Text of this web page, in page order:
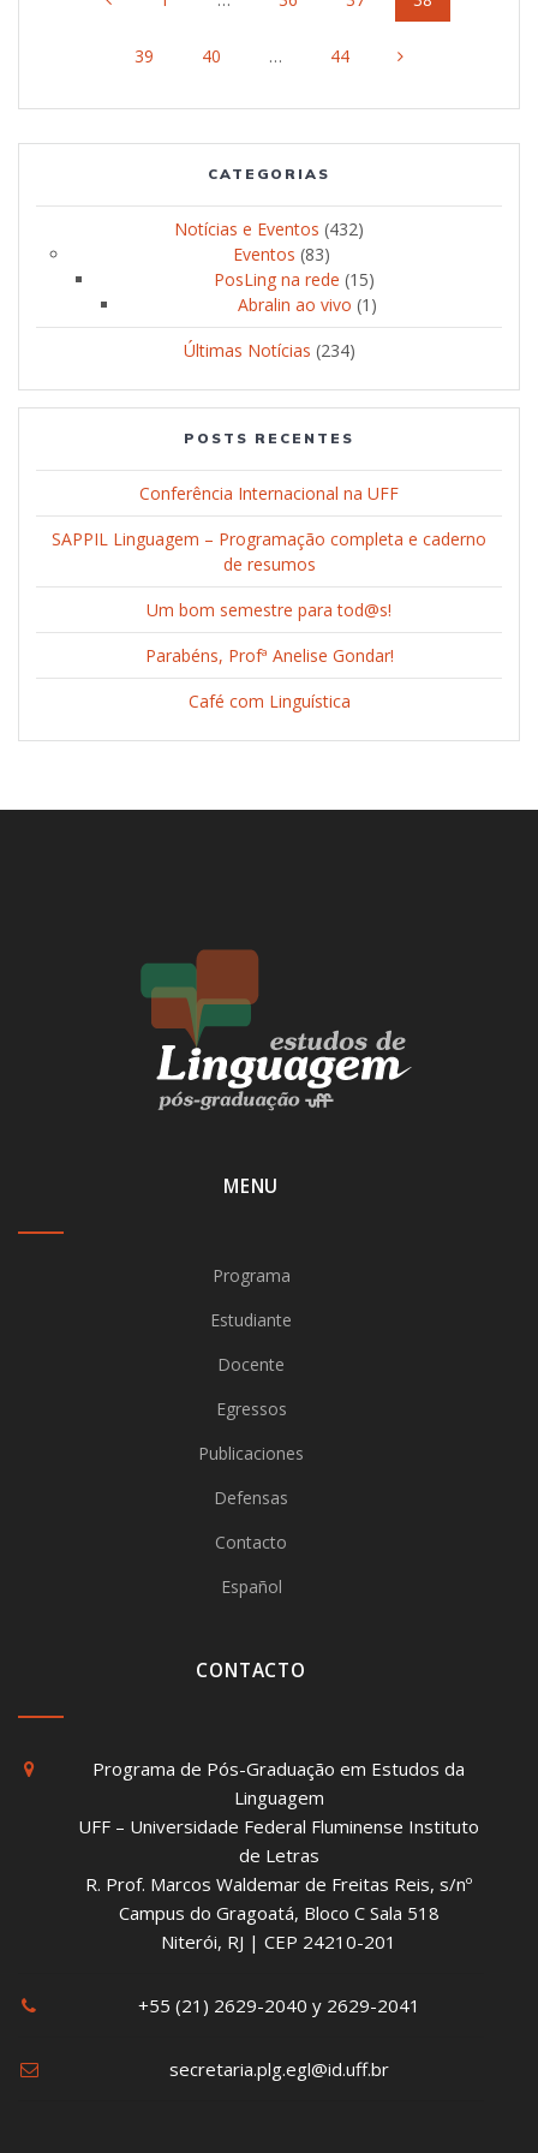
navigation
Page
39 Page
40 … Page
44
CATEGORIAS
Notícias e Eventos (432)
Eventos (83)
PosLing na rede (15)
Abralin ao vivo (1)
Últimas Notícias (234)
POSTS RECENTES
Conferência Internacional na UFF
SAPPIL Linguagem – Programação completa e caderno
de resumos
Um bom semestre para tod@s!
Parabéns, Profª Anelise Gondar!
Café com Linguística
MENU
Programa
Estudiante
Docente
Egressos
Publicaciones
Defensas
Contacto
Español
CONTACTO
Programa de Pós-Graduação em Estudos da
Linguagem
UFF – Universidade Federal Fluminense Instituto
de Letras
R. Prof. Marcos Waldemar de Freitas Reis, s/nº
Campus do Gragoatá, Bloco C Sala 518
Niterói, RJ | CEP 24210-201
+55 (21) 2629-2040 y 2629-2041
secretaria.plg.egl@id.uff.br